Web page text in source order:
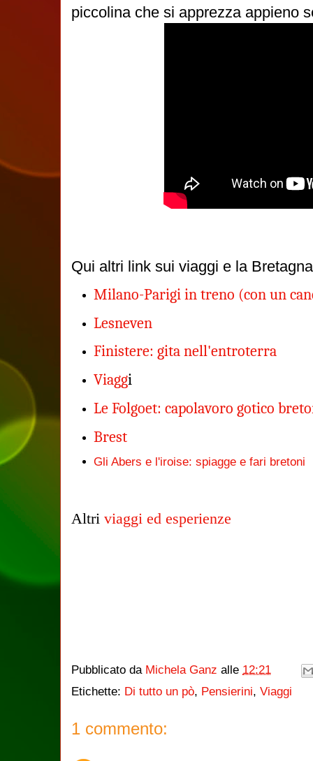
piccolina che si apprezza appieno
Qui altri link sui viaggi e la Bretagna
Milano-Parigi in treno (con un
Lesneven
Finistere: gita nell'entroterra
Viaggi
Le Folgoet: capolavoro gotico
Brest
Gli Abers e l'iroise: spiagge e fari bretoni
Altri viaggi ed esperienze
Pubblicato da Michela Ganz alle 12:21
Etichette: Di tutto un pò, Pensierini, Viaggi
1 commento: